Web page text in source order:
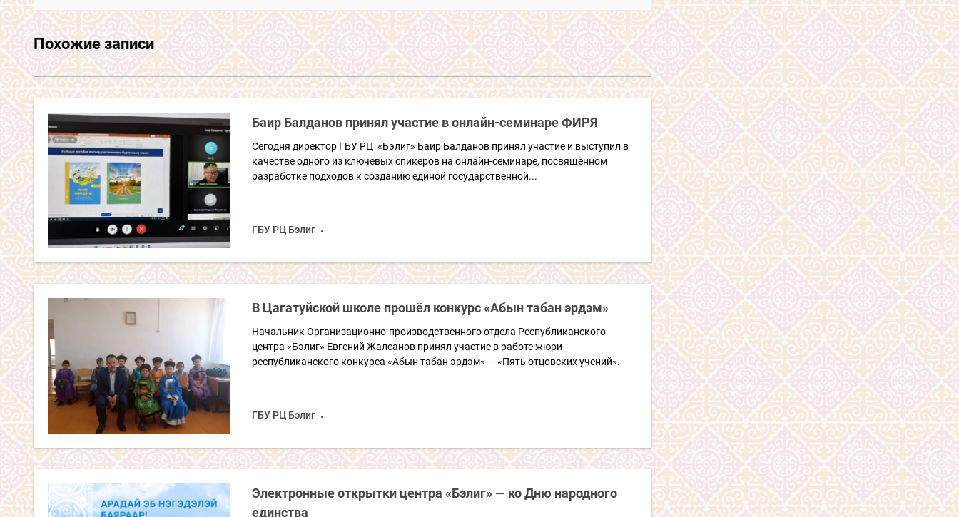
Похожие записи
Баир Балданов принял участие в онлайн-семинаре ФИРЯ
Сегодня директор ГБУ РЦ «Бэлиг» Баир Балданов принял участие и выступил в
качестве одного из ключевых спикеров на онлайн-семинаре, посвящённом
разработке подходов к созданию единой государственной...
ГБУ РЦ Бэлиг
В Цагатуйской школе прошёл конкурс«Абын табан эрдэм»
Начальник Организационно-производственного отдела Республиканского
центра «Бэлиг» Евгений Жалсанов принял участие в работе жюри
республиканского конкурса «Абын табан эрдэм» — «Пять отцовских учений».
ГБУ РЦ Бэлиг
Электронные открытки центра «Бэлиг» — ко Дню народного
единства